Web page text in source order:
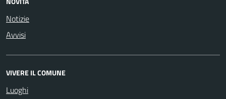
Notizie
Avvisi
VIVERE IL COMUNE
Luoghi